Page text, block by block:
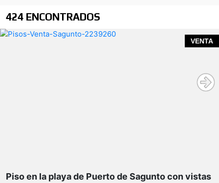
424 ENCONTRADOS
VENTA
Piso en la playa de Puerto de Sagunto con vistas